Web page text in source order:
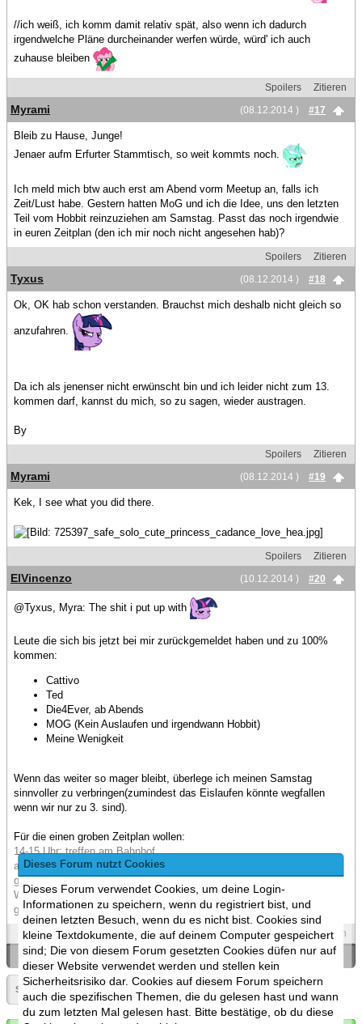
Dieses Forum nutzt Cookies
Dieses Forum verwendet Cookies, um deine Login-
Informationen zu speichern, wenn du registriert bist, und
deinen letzten Besuch, wenn du es nicht bist. Cookies sind
kleine Textdokumente, die auf deinem Computer gespeichert
sind; Die von diesem Forum gesetzten Cookies düfen nur auf
dieser Website verwendet werden und stellen kein
Sicherheitsrisiko dar. Cookies auf diesem Forum speichern
auch die spezifischen Themen, die du gelesen hast und wann
du zum letzten Mal gelesen hast. Bitte bestätige, ob du diese
//ich weiß, ich komm damit relativ spät, also wenn ich dadurch
irgendwelche Pläne durcheinander werfen würde, würd' ich auch
zuhause bleiben
Spoilers
Zitieren
(08.12.2014 )
#17
Myrami
Bleib zu Hause, Junge!
Jenaer aufm Erfurter Stammtisch, so weit kommts noch.
Ich meld mich btw auch erst am Abend vorm Meetup an, falls ich
Zeit/Lust habe. Gestern hatten MoG und ich die Idee, uns den letzten
Teil vom Hobbit reinzuziehen am Samstag. Passt das noch irgendwie
in euren Zeitplan (den ich mir noch nicht angesehen hab)?
Spoilers
Zitieren
(08.12.2014 )
#18
Tyxus
Ok, OK hab schon verstanden. Brauchst mich deshalb nicht gleich so
anzufahren.
Da ich als jenenser nicht erwünscht bin und ich leider nicht zum 13.
kommen darf, kannst du mich, so zu sagen, wieder austragen.
By
Spoilers
Zitieren
(08.12.2014 )
#19
Myrami
Kek, I see what you did there.
Spoilers
Zitieren
(10.12.2014 )
#20
ElVincenzo
@Tyxus, Myra: The shit i put up with
Leute die sich bis jetzt bei mir zurückgemeldet haben und zu 100%
kommen:
Cattivo
Ted
Die4Ever, ab Abends
MOG (Kein Auslaufen und irgendwann Hobbit)
Meine Wenigkeit
Wenn das weiter so mager bleibt, überlege ich meinen Samstag
sinnvoller zu verbringen(zumindest das Eislaufen könnte wegfallen
wenn wir nur zu 3. sind).
Für die einen groben Zeitplan wollen:
14-15 Uhr: treffen am Bahnhof
ab 15 Uhr: gemeinsam zur Eislaufhalle gehen, Eislaufen
gegen 17-18 Uhr: Eislaufhalle verlassen, zum Domplatz gehen,
Weihnachtsmarkt
gegen 20-21 Uhr: Vom Weihnachtsmarkt ins Tarantula gehen
Spoilers Zitieren
«Ein Thema zurück|Ein Thema vor»
Seite: